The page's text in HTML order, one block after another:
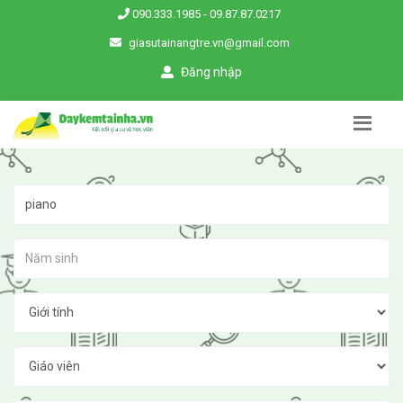
090.333.1985 - 09.87.87.0217
giasutainangtre.vn@gmail.com
Đăng nhập